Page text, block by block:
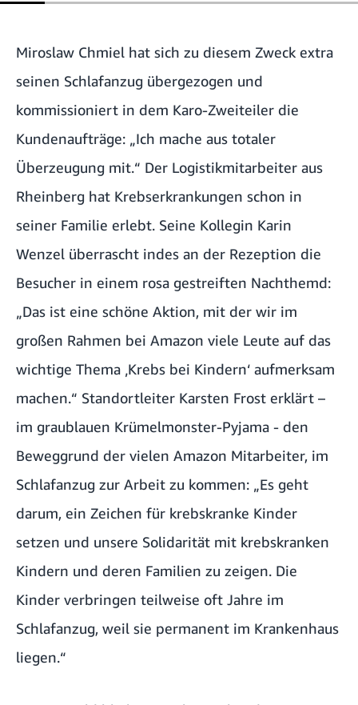
Miroslaw Chmiel hat sich zu diesem Zweck extra
seinen Schlafanzug übergezogen und
kommissioniert in dem Karo-Zweiteiler die
Kundenaufträge: „Ich mache aus totaler
Überzeugung mit.“ Der Logistikmitarbeiter aus
Rheinberg hat Krebserkrankungen schon in
seiner Familie erlebt. Seine Kollegin Karin
Wenzel überrascht indes an der Rezeption die
Besucher in einem rosa gestreiften Nachthemd:
„Das ist eine schöne Aktion, mit der wir im
großen Rahmen bei Amazon viele Leute auf das
wichtige Thema ‚Krebs bei Kindern‘ aufmerksam
machen.“ Standortleiter Karsten Frost erklärt –
im graublauen Krümelmonster-Pyjama - den
Beweggrund der vielen Amazon Mitarbeiter, im
Schlafanzug zur Arbeit zu kommen: „Es geht
darum, ein Zeichen für krebskranke Kinder
setzen und unsere Solidarität mit krebskranken
Kindern und deren Familien zu zeigen. Die
Kinder verbringen teilweise oft Jahre im
Schlafanzug, weil sie permanent im Krankenhaus
liegen.“